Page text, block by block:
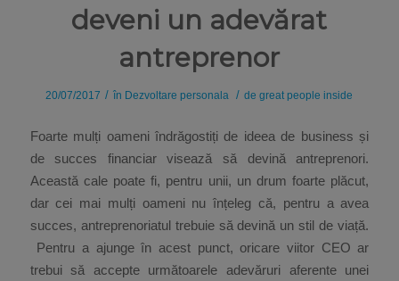
deveni un adevărat
antreprenor
20/07/2017 / în Dezvoltare personala / degreat people inside
Foarte mulți oameni îndrăgostiți de ideea de business și
de succes financiar visează să devină antreprenori.
Această cale poate fi, pentru unii, un drum foarte plăcut,
dar cei mai mulți oameni nu înțeleg că, pentru a avea
succes, antreprenoriatul trebuie să devină un stil de viață.
Pentru a ajunge în acest punct, oricare viitor CEO ar
trebui să accepte următoarele adevăruri aferente unei